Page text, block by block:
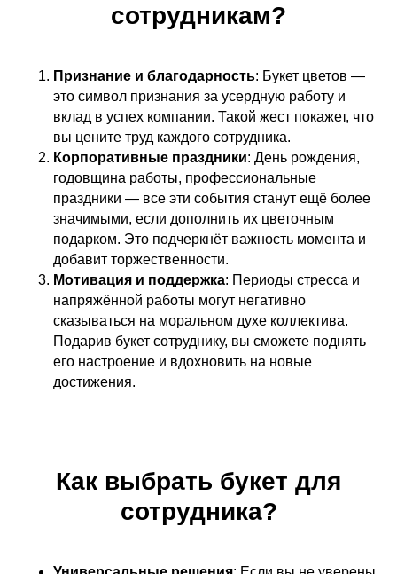
сотрудникам?
Признание и благодарность: Букет цветов —
это символ признания за усердную работу и
вклад в успех компании. Такой жест покажет, что
вы цените труд каждого сотрудника.
Корпоративные праздники: День рождения,
годовщина работы, профессиональные
праздники — все эти события станут ещё более
значимыми, если дополнить их цветочным
подарком. Это подчеркнёт важность момента и
добавит торжественности.
Мотивация и поддержка: Периоды стресса и
напряжённой работы могут негативно
сказываться на моральном духе коллектива.
Подарив букет сотруднику, вы сможете поднять
его настроение и вдохновить на новые
достижения.
Как выбрать букет для
сотрудника?